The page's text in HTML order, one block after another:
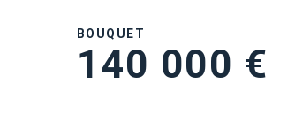
BOUQUET
140 000 €